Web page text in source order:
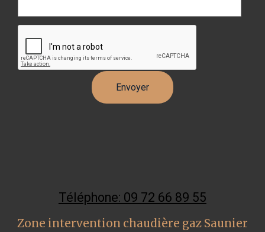
Téléphone: 09 72 66 89 55
Zone intervention chaudière gaz Saunier